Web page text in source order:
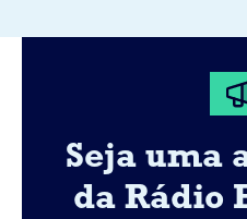
Seja uma
da Rádio